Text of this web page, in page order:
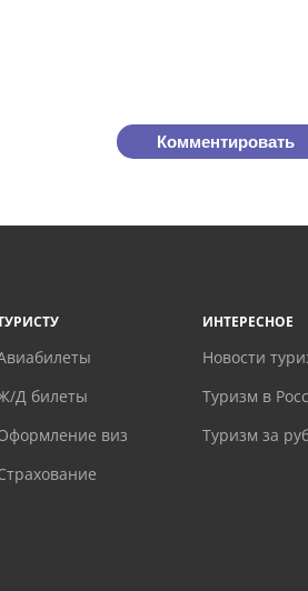
Комментировать
Д билеты
виз
ИНТЕРЕСНОЕ
Новости
Туризм в
Туризм за